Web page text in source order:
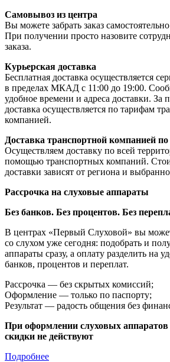
Самовывоз из центра
Вы можете забрать заказ
При получении просто назовите
заказа.
Курьерская доставка
Бесплатная доставка осуществляется
в пределах МКАД с 11:00 до 19:00.
удобное времени и адреса доставки.
доставка осуществляется по тарифам
компанией.
Доставка транспортной компанией по
Осуществляем доставку по всей
помощью транспортных компаний.
доставки зависят от региона и
Рассрочка на слуховые аппараты
Без банков. Без процентов. Без
В центрах «Первый Слуховой» вы
со слухом уже сегодня: подобрать и
аппараты сразу, а оплату разделить на
банков, процентов и переплат.
Рассрочка — без скрытых комиссий;
Оформление — только по паспорту;
Результат — радость общения без
При оформлении слуховых аппаратов
скидки не действуют
Подробнее